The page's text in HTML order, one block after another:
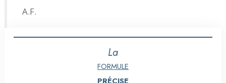
A.F.
La
FORMULE